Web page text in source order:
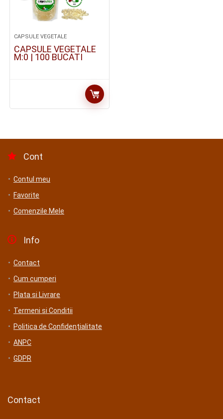
CAPSULE VEGETALE
CAPSULE VEGETALE
M:0 | 100 BUCATI
Cont
Contul meu
Favorite
Comenzile Mele
Info
Contact
Cum cumperi
Plata si Livrare
Termeni si Conditii
Politica de Confidențialitate
ANPC
GDPR
Contact